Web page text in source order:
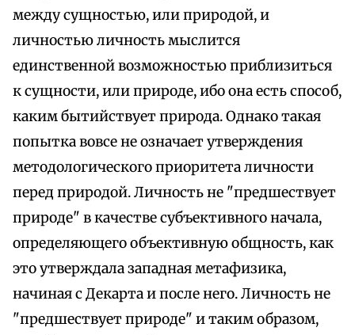
между сущностью, или природой, и
личностью личность мыслится
единственной возможностью приблизиться
к сущности, или природе, ибо она есть способ,
каким бытийствует природа. Однако такая
попытка вовсе не означает утверждения
методологического приоритета личности
перед природой. Личность не "предшествует
природе" в качестве субъективного начала,
определяющего объективную общность, как
это утверждала западная метафизика,
начиная с Декарта и после него. Личность не
"предшествует природе" и таким образом,